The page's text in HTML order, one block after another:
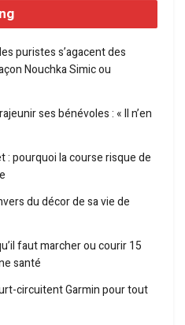
puristes s’agacent des
Nouchka Simic ou
ses bénévoles : « Il n’en
: pourquoi la course risque de
du décor de sa vie de
faut marcher ou courir 15
santé
circuitent Garmin pour tout